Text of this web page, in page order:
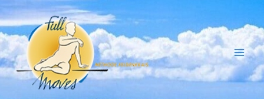
Aller
au
contenu